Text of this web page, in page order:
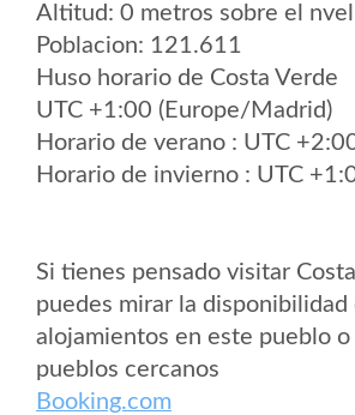
Altitud: 0 metros sobre el nvel
Poblacion: 121.611
Huso horario de Costa Verde
UTC +1:00 (Europe/Madrid)
Horario de verano : UTC
Horario de invierno : UTC
Si tienes pensado visitar
puedes mirar la disponibilidad
alojamientos en este pueblo o
pueblos cercanos
Booking.com